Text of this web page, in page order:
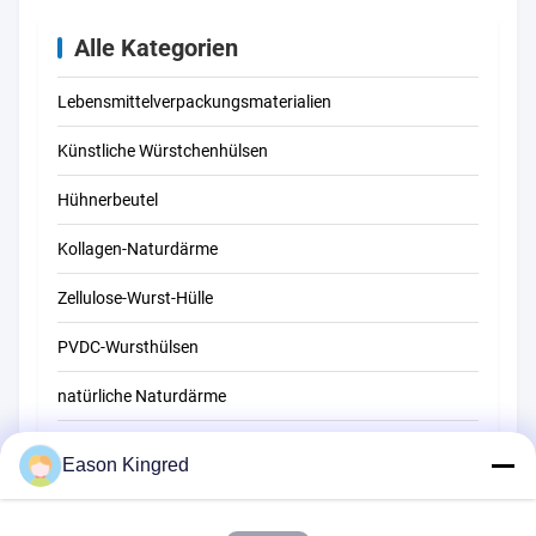
Alle Kategorien
Lebensmittelverpackungsmaterialien
Künstliche Würstchenhülsen
Hühnerbeutel
Kollagen-Naturdärme
Zellulose-Wurst-Hülle
PVDC-Wursthülsen
natürliche Naturdärme
Eason Kingred